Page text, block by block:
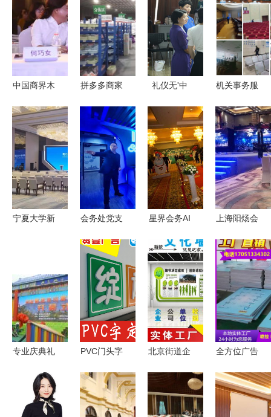
空间计算机
网络科技技
术开发会议
承办流程详
解
络科技技术
开发的新浪
潮
算机网络科
技开发服务
价值
中国商界木
服务招标公
拼多多商家
性价比产品
服务驱动商
家价值提升
礼仪无'中
务服务的精
细化经营
机关事务服
当坚强后
盾，安全保
障与广告设
计制作
宁夏大学新
与发展
会务处党支
调处党支部
联合开展在
职党员进社
区志愿服务
活动
星界会务AI
一场会议举
办变得更简
单
上海阳炀会
机构 专业
策划与服务
专家
专业庆典礼
务服务——
青岛优质活
PVC门头字
各类广告标
识的专业解
北京街道企
景展示墙与
会务解决方
全方位广告
方案 无锡
喷绘公司的